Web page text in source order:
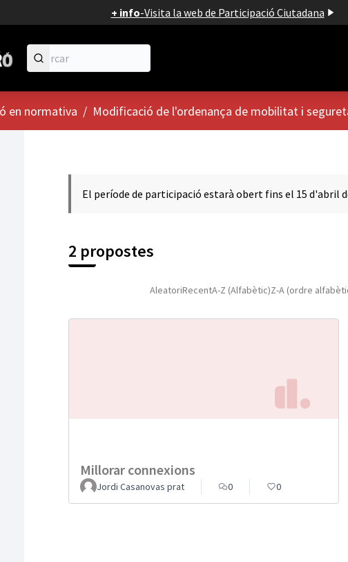
+ info-Visita la web de Participació Ciutadana
en normativa / Modificació de l'ordenança de mobilitat i
El període de participació estarà obert fins el 15 d'abril
2 propostes
AleatoriRecentA-Z (Alfabètic)Z-A (ordre
Millorar connexions
Jordi Casanovas prat 0 0